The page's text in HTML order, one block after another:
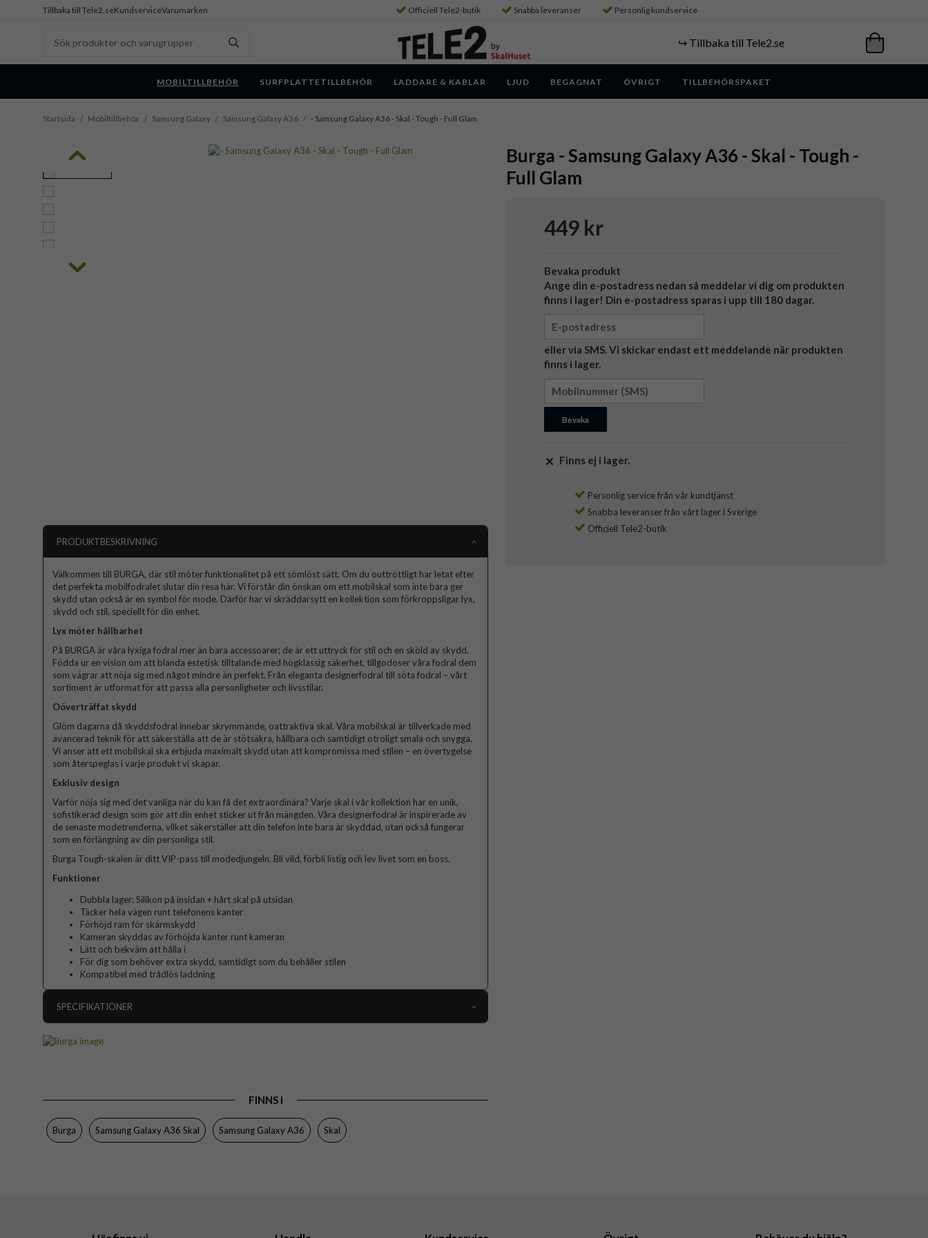
Tillbaka till Tele2.seKundserviceVarumärken Officiell Tele2-butik Snabba leveranser Personlig kundservice
↪️ Tillbaka till Tele2.se
MOBILTILLBEHÖR SURFPLATTETILLBEHÖR LADDARE & KABLAR LJUD BEGAGNAT ÖVRIGT TILLBEHÖRSPAKET
Startsida / Mobiltillbehör / Samsung Galaxy / Samsung Galaxy A36 / - Samsung Galaxy A36 - Skal - Tough - Full Glam
Burga - Samsung Galaxy A36 - Skal - Tough -
Full Glam
449 kr
Bevaka produkt
Ange din e-postadress nedan så meddelar vi dig om produkten
finns i lager! Din e-postadress sparas i upp till 180 dagar.
eller via SMS. Vi skickar endast ett meddelande när produkten
finns i lager.
Bevaka
Finns ej i lager.
Personlig service från vår kundtjänst
Snabba leveranser från vårt lager i Sverige
Officiell Tele2-butik
PRODUKTBESKRIVNING
Välkommen till BURGA, där stil möter funktionalitet på ett sömlöst sätt. Om du outtröttligt har letat efter
det perfekta mobilfodralet slutar din resa här. Vi förstår din önskan om ett mobilskal som inte bara ger
skydd utan också är en symbol för mode. Därför har vi skräddarsytt en kollektion som förkroppsligar lyx,
skydd och stil, speciellt för din enhet.
Lyx möter hållbarhet
På BURGA är våra lyxiga fodral mer än bara accessoarer; de är ett uttryck för stil och en sköld av skydd.
Födda ur en vision om att blanda estetisk tilltalande med högklassig säkerhet, tillgodoser våra fodral dem
som vägrar att nöja sig med något mindre än perfekt. Från eleganta designerfodral till söta fodral – vårt
sortiment är utformat för att passa alla personligheter och livsstilar.
Oöverträffat skydd
Glöm dagarna då skyddsfodral innebar skrymmande, oattraktiva skal. Våra mobilskal är tillverkade med
avancerad teknik för att säkerställa att de är stötsäkra, hållbara och samtidigt otroligt smala och snygga.
Vi anser att ett mobilskal ska erbjuda maximalt skydd utan att kompromissa med stilen – en övertygelse
som återspeglas i varje produkt vi skapar.
Exklusiv design
Varför nöja sig med det vanliga när du kan få det extraordinära? Varje skal i vår kollektion har en unik,
sofistikerad design som gör att din enhet sticker ut från mängden. Våra designerfodral är inspirerade av
de senaste modetrenderna, vilket säkerställer att din telefon inte bara är skyddad, utan också fungerar
som en förlängning av din personliga stil.
Burga Tough-skalen är ditt VIP-pass till modedjungeln. Bli vild, förbli listig och lev livet som en boss.
Funktioner
Dubbla lager: Silikon på insidan + hårt skal på utsidan
Täcker hela vägen runt telefonens kanter
Förhöjd ram för skärmskydd
Kameran skyddas av förhöjda kanter runt kameran
Lätt och bekväm att hålla i
För dig som behöver extra skydd, samtidigt som du behåller stilen
Kompatibel med trådlös laddning
SPECIFIKATIONER
Färg
Flerfärgad
Material
Hårdplast (PC), Mjukplast (TPU)
Varumärke
FINNS I
Burga Samsung Galaxy A36 Skal Samsung Galaxy A36 Skal